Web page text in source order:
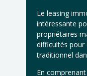
Le leasing
intéressante
propriétaires
difficultés
traditionnel
En